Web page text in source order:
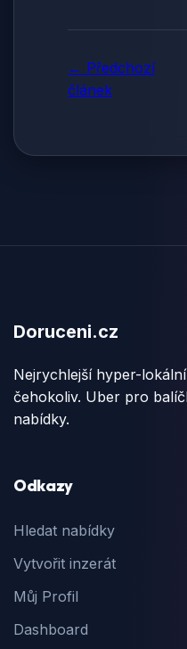
← Předchozí
článek
Doruceni.cz
Nejrychlejší hyper-
čehokoliv. Uber pro
nabídky.
Odkazy
Hledat nabídky
Vytvořit inzerát
Můj Profil
Dashboard